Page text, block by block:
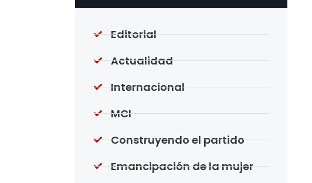
Editorial
Actualidad
Internacional
MCI
Construyendo el partido
Emancipación de la mujer